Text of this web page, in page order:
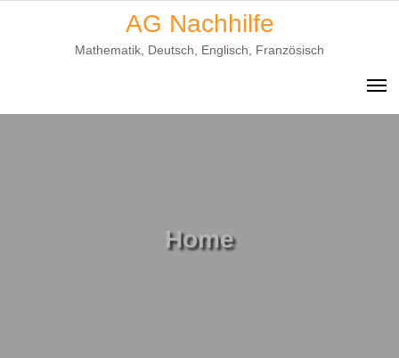
AG Nachhilfe
Mathematik, Deutsch, Englisch, Französisch
Home